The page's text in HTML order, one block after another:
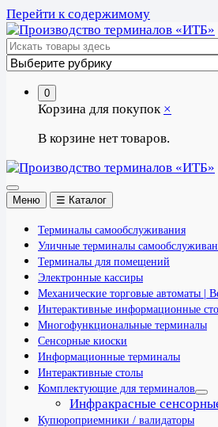
Перейти к содержимому
0
Корзина для покупок ×
В корзине нет товаров.
Меню ☰ Каталог
Терминалы самообслуживания
Уличные терминалы
Терминалы для помещений
Электронные кассиры
Механические торговые автоматы |
Интерактивные информационные
Многофункциональные терминалы
Сенсорные киоски
Информационные терминалы
Интерактивные столы
Комплектующие для терминалов
Инфракрасные
Купюроприемники / валидаторы